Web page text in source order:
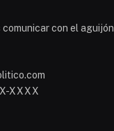
comunicar con el aguijón
XXXX